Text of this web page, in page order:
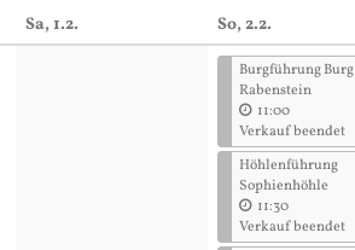
Sa, 1.2. So, 2.2.
Burgführung Burg
Rabenstein
11:00
Verkauf beendet
Höhlenführung
Sophienhöhle
11:30
Verkauf beendet